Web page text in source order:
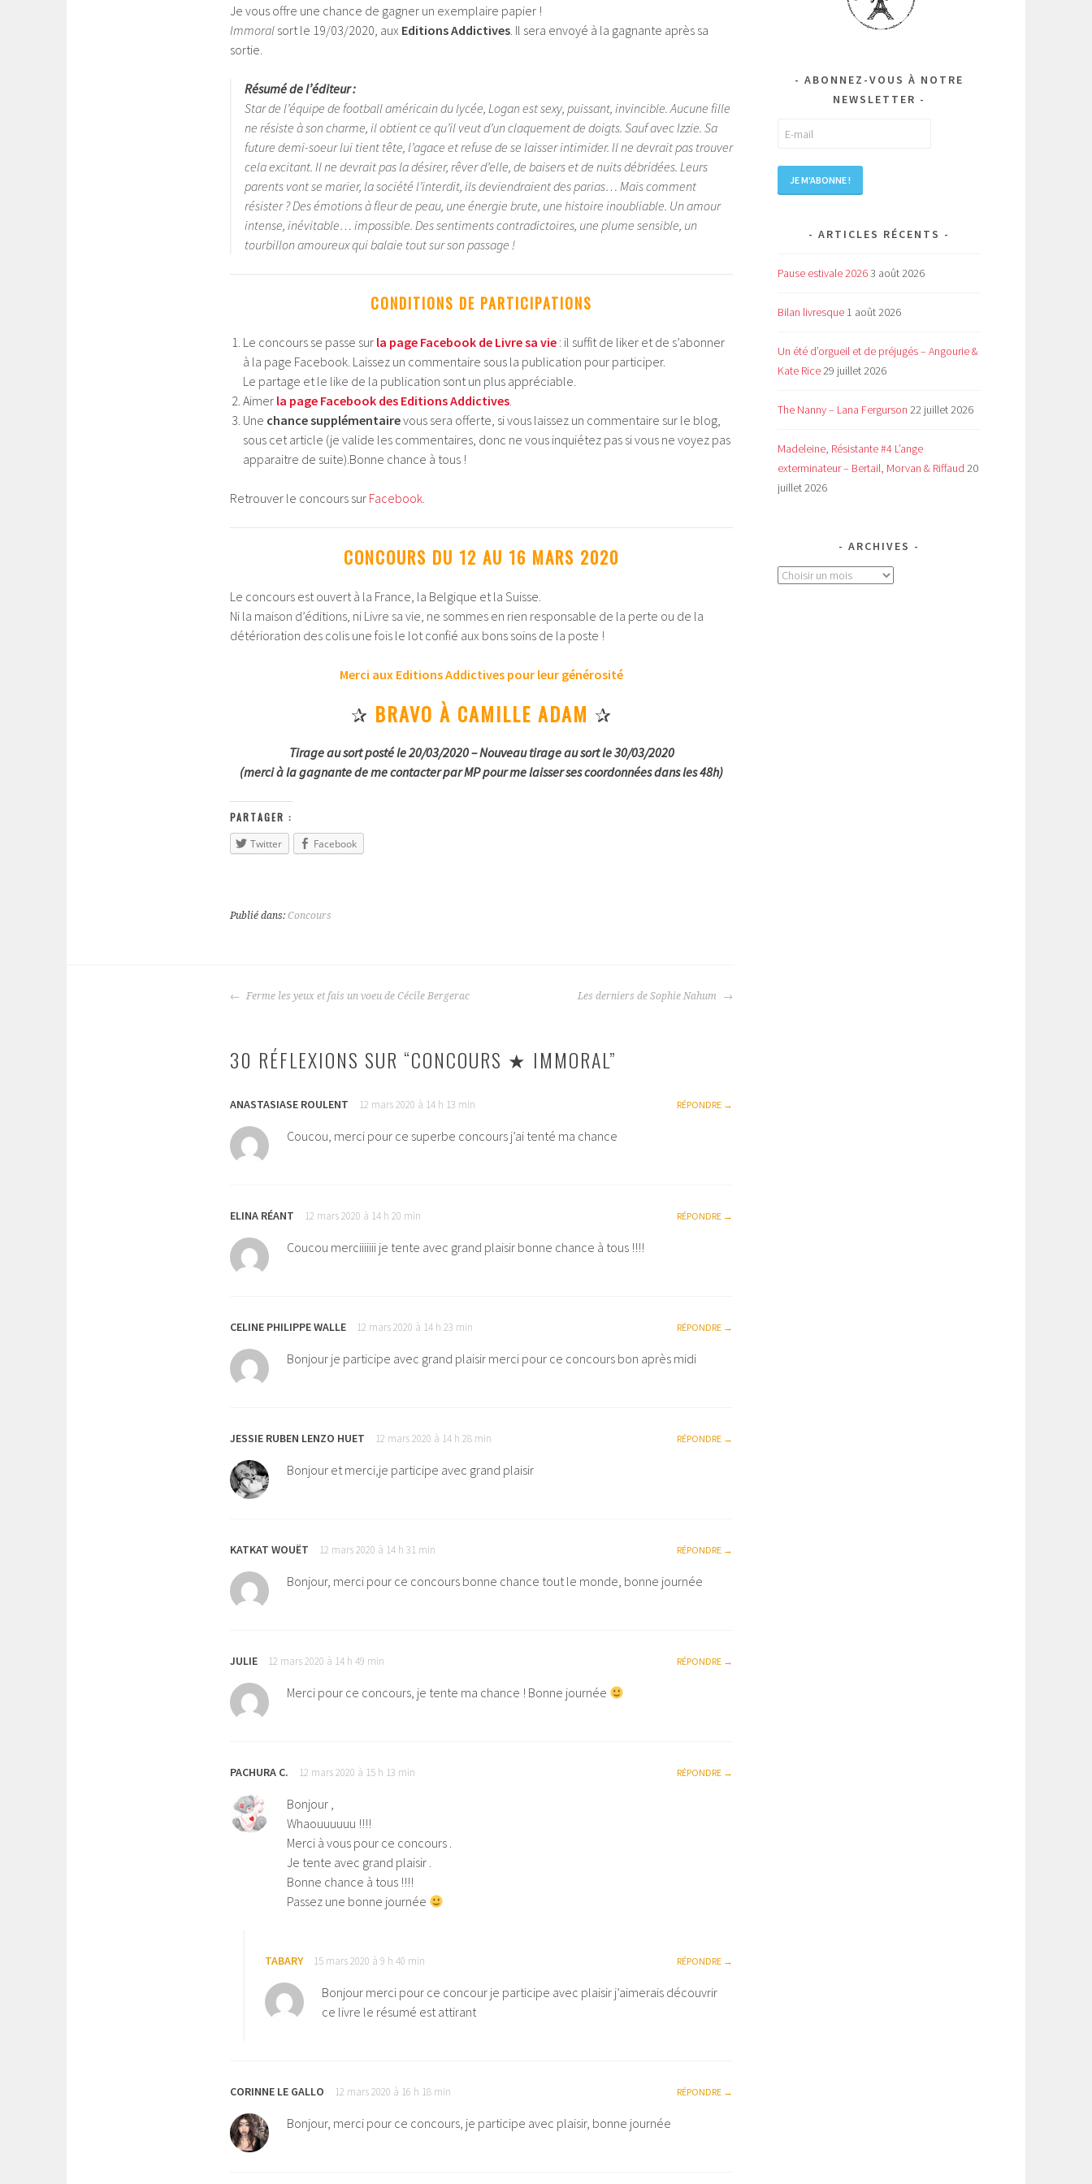
Je vous offre une chance de gagner un exemplaire papier !
Immoral sort le 19/03/2020, aux Editions Addictives. Il sera envoyé à la gagnante après sa
sortie.
Résumé de l’éditeur :
Star de l’équipe de football américain du lycée, Logan est sexy, puissant, invincible. Aucune fille
ne résiste à son charme, il obtient ce qu’il veut d’un claquement de doigts. Sauf avec Izzie. Sa
future demi-soeur lui tient tête, l’agace et refuse de se laisser intimider. Il ne devrait pas trouver
cela excitant. Il ne devrait pas la désirer, rêver d’elle, de baisers et de nuits débridées. Leurs
parents vont se marier, la société l’interdit, ils deviendraient des parias… Mais comment
résister ? Des émotions à fleur de peau, une énergie brute, une histoire inoubliable. Un amour
intense, inévitable… impossible. Des sentiments contradictoires, une plume sensible, un
tourbillon amoureux qui balaie tout sur son passage !
CONDITIONS DE PARTICIPATIONS
Le concours se passe sur la page Facebook de Livre sa vie : il suffit de liker et de s’abonner
à la page Facebook. Laissez un commentaire sous la publication pour participer.
Le partage et le like de la publication sont un plus appréciable.
Aimer la page Facebook des Editions Addictives
Une chance supplémentairevous sera offerte, si vous laissez un commentaire sur le blog,
sous cet article (je valide les commentaires, donc ne vous inquiétez pas si vous ne voyez pas
apparaitre de suite).Bonne chance à tous !
Retrouver le concours sur Facebook
CONCOURS DU 12 AU 16 MARS 2020
Le concours est ouvert à la France, la Belgique et la Suisse.
Ni la maison d’éditions, ni Livre sa vie, ne sommes en rien responsable de la perte ou de la
détérioration des colis une fois le lot confié aux bons soins de la poste !
Merci aux Editions Addictives pour leur générosité
✰ BRAVO À CAMILLE ADAM ✰
Tirage au sort posté le 20/03/2020 – Nouveau tirage au sort le 30/03/2020
(merci à la gagnante de me contacter par MP pour me laisser ses coordonnées dans les 48h)
PARTAGER :
Twitter
Facebook
Publié dans: Concours
ARTICLES
Ferme les yeux et fais un voeu de Cécile Bergerac Les derniers de Sophie Nahum
30 RÉFLEXIONS SUR “CONCOURS ★ IMMORAL”
ANASTASIASE ROULENT 12 mars 2020 à 14 h 13 min RÉPONDRE
Coucou, merci pour ce superbe concours j’ai tenté ma chance
ELINA RÉANT 12 mars 2020 à 14 h 20 min RÉPONDRE
Coucou merciiiiiii je tente avec grand plaisir bonne chance à tous !!!!
CELINE PHILIPPE WALLE 12 mars 2020 à 14 h 23 min RÉPONDRE
Bonjour je participe avec grand plaisir merci pour ce concours bon après midi
JESSIE RUBEN LENZO HUET 12 mars 2020 à 14 h 28 min RÉPONDRE
Bonjour et merci,je participe avec grand plaisir
KATKAT WOUËT 12 mars 2020 à 14 h 31 min RÉPONDRE
Bonjour, merci pour ce concours bonne chance tout le monde, bonne journée
JULIE 12 mars 2020 à 14 h 49 min RÉPONDRE
Merci pour ce concours, je tente ma chance ! Bonne journée
PACHURA C. 12 mars 2020 à 15 h 13 min RÉPONDRE
Bonjour ,
Whaouuuuuu !!!!
Merci à vous pour ce concours .
Je tente avec grand plaisir .
Bonne chance à tous !!!!
Passez une bonne journée
TABARY 15 mars 2020 à 9 h 40 min RÉPONDRE
Bonjour merci pour ce concour je participe avec plaisir j’aimerais découvrir
ce livre le résumé est attirant
CORINNE LE GALLO 12 mars 2020 à 16 h 18 min RÉPONDRE
Bonjour, merci pour ce concours, je participe avec plaisir, bonne journée
ABONNEZ-VOUS À NOTRE
NEWSLETTER
ARTICLES RÉCENTS
Pause estivale 20263 août 2026
Bilan livresque 1 août 2026
Un été d’orgueil et de préjugés – Angourie &
Kate Rice29 juillet 2026
The Nanny – Lana Fergurson 22 juillet 2026
Madeleine, Résistante #4 L’ange
exterminateur – Bertail, Morvan & Riffaud 20
juillet 2026
ARCHIVES
Archives